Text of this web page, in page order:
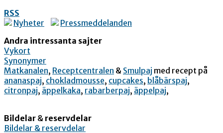
RSS
Nyheter
Pressmeddelanden
Andra intressanta sajter
Vykort
Synonymer
Matkanalen, Receptcentralen & Smulpaj med recept på
ananaspaj, chokladmousse, cupcakes, blåbärspaj,
citronpaj, äppelkaka, rabarberpaj, äppelpaj,
Bildelar & reservdelar
Bildelar & reservdelar